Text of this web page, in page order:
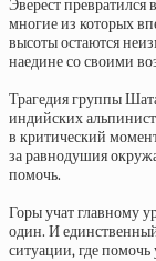
Эверест превратился
многие из которых
высоты остаются
наедине со своими
Трагедия группы
индийских
в критический
за равнодушия
помочь.
Горы учат главному
один. И
ситуации, где